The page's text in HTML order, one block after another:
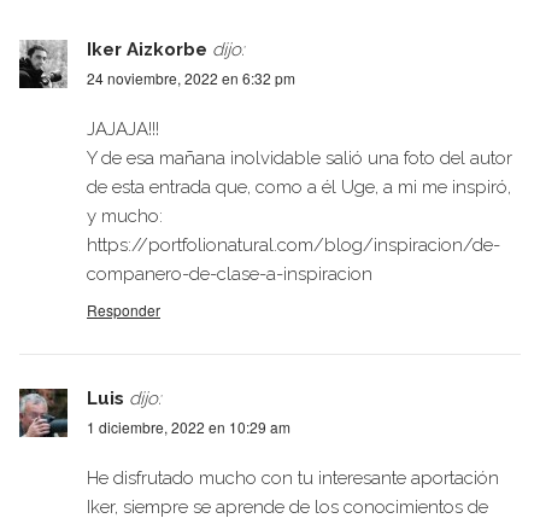
Iker Aizkorbe dijo:
24 noviembre, 2022 en 6:32 pm
JAJAJA!!!
Y de esa mañana inolvidable salió una foto del autor
de esta entrada que, como a él Uge, a mi me inspiró,
y mucho:
https://portfolionatural.com/blog/inspiracion/de-
companero-de-clase-a-inspiracion
Responder
Luis dijo:
1 diciembre, 2022 en 10:29 am
He disfrutado mucho con tu interesante aportación
Iker, siempre se aprende de los conocimientos de